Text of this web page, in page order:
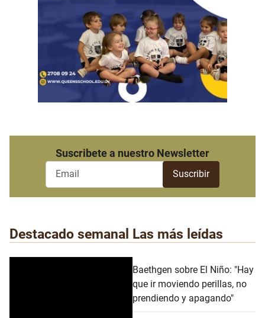
Suscribete a nuestro Newsletter
Destacado semanal Las más leídas
Baethgen sobre El Niño: "Hay
que ir moviendo perillas, no
prendiendo y apagando"